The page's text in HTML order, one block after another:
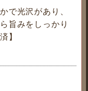
で光沢があり、
旨みをしっかり
】